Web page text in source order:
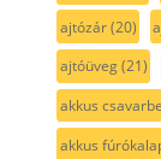
ajtózár(20)
ajtóüveg(21)
akkus
akkus